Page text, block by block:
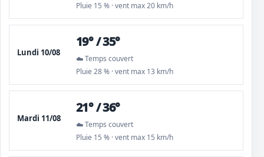
Pluie 15 % · vent max 20 km/h
Lundi 10/08
19° / 35°
☁️ Temps couvert
Pluie 28 % · vent max 13 km/h
Mardi 11/08
21° / 36°
☁️ Temps couvert
Pluie 15 % · vent max 15 km/h